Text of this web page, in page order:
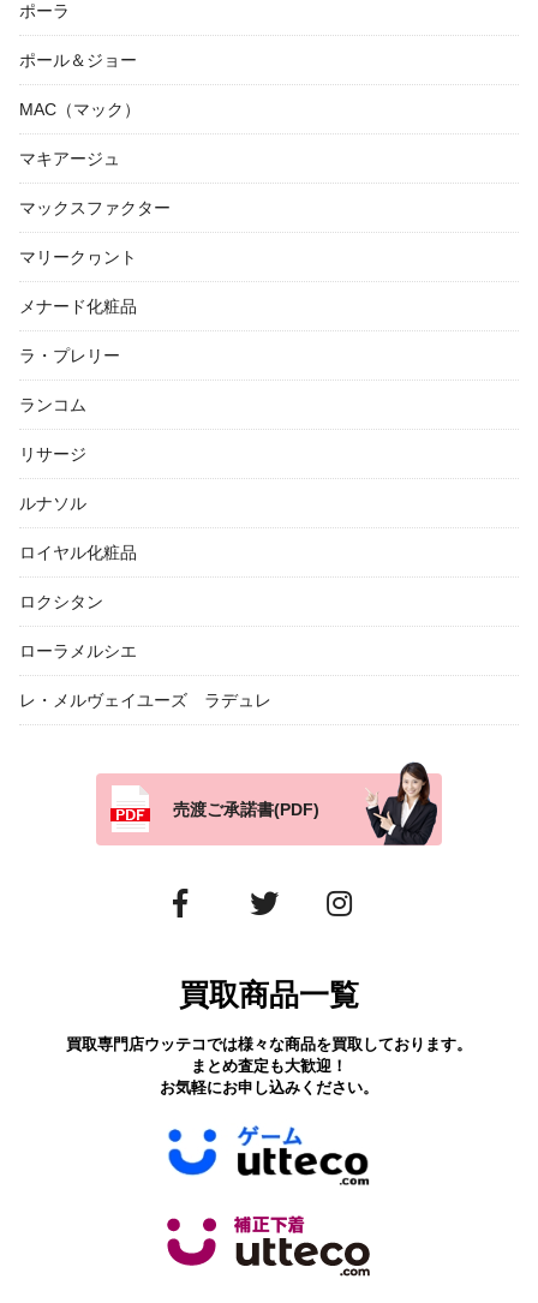
ポーラ
ポール＆ジョー
MAC（マック）
マキアージュ
マックスファクター
マリークヮント
メナード化粧品
ラ・プレリー
ランコム
リサージ
ルナソル
ロイヤル化粧品
ロクシタン
ローラメルシエ
レ・メルヴェイユーズ ラデュレ
売渡ご承諾書(PDF)
買取商品一覧
買取専門店ウッテコでは様々な商品を買取しております。
まとめ査定も大歓迎！
お気軽にお申し込みください。